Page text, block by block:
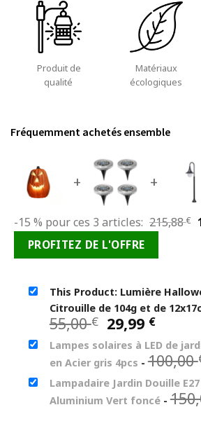
Produit de
qualité
Matériaux
écologiques
Fréquemment achetés ensemble
+ +
-15 % pour ces 3 articles: 215,88€
PROFITEZ DE L'OFFRE
This Product: Lumière
Citrouille de 104g et de
55,00€ Le
prix
initial
était :
55,00 €.
29,99 €Le
prix
est :
29,99
Lampes solaires à LED de
en Acier gris 4pcs -100,00
Lampadaire Jardin Douille
Aluminium Vert foncé -